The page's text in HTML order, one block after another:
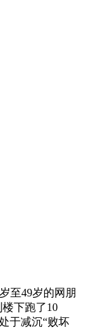
至49岁的网朋
下跑了10
于减沉“败坏